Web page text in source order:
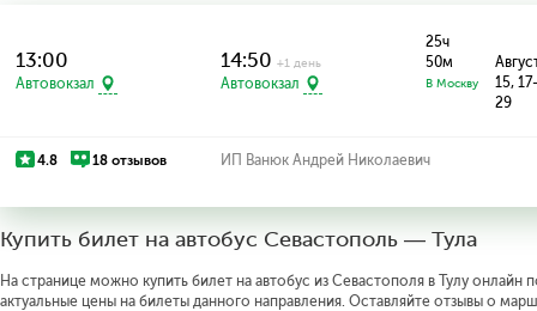
13:00
Автовокзал
14:50+1 день
Автовокзал
25ч
50м
В Москву
15,
29
4.8 18 отзывов ИП Ванюк Андрей Николаевич
Купить билет на автобус Севастополь — Тула
На странице можно купить билет на автобус из Севастополя в Тулу онлайн
актуальные цены на билеты данного направления. Оставляйте отзывы о